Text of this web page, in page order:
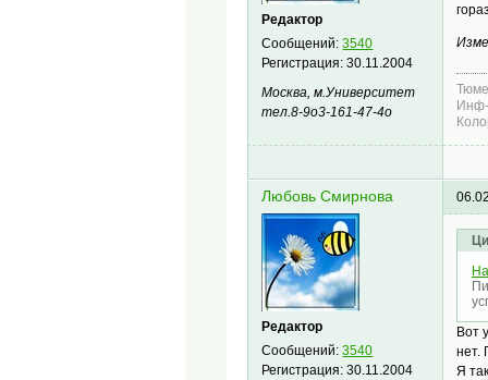
Редактор
Сообщений:3540
Регистрация:30.11.2004
Москва, м.Университет
тел.8-9о3-161-47-4о
Любовь Смирнова
Редактор
Сообщений:3540
Регистрация:30.11.2004
Вот
нет.
Я